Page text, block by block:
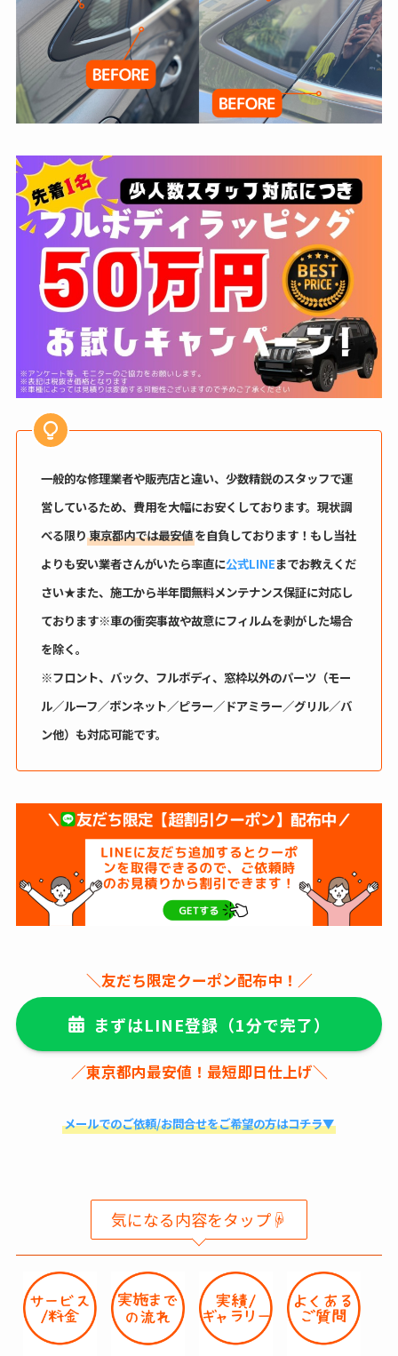
一般的な修理業者や販売店と違い、少数精鋭のスタッフで運
営しているため、費用を大幅にお安くしております。現状調
べる限り東京都内では最安値を自負しております！もし当社
よりも安い業者さんがいたら率直に公式LINEまでお教えくだ
さい★また、施工から半年間無料メンテナンス保証に対応し
ております※車の衝突事故や故意にフィルムを剥がした場合
を除く。
※フロント、バック、フルボディ、窓枠以外のパーツ（モー
ル／ルーフ／ボンネット／ピラー／ドアミラー／グリル／バ
ン他）も対応可能です。
＼友だち限定クーポン配布中！／
まずはLINE登録 （1分で完了）
／東京都内最安値！最短即日仕上げ＼
メールでのご依頼/お問合せをご希望の方はコチラ▼
気になる内容をタップ☟